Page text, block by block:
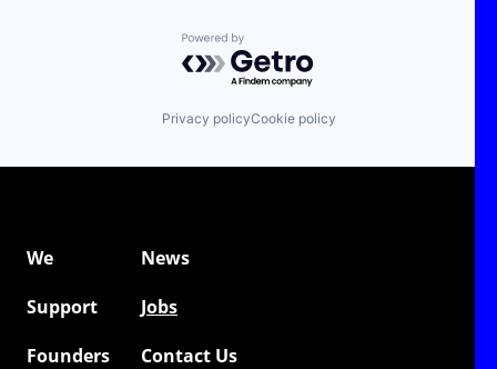
Powered by Getro.com
Privacy policyCookie policy
We
News
Support
Jobs
Founders
Contact Us